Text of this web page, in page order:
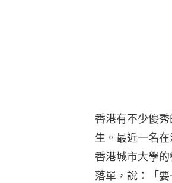
香港有不少優
生。最近一名
香港城市大學
落單，說：「